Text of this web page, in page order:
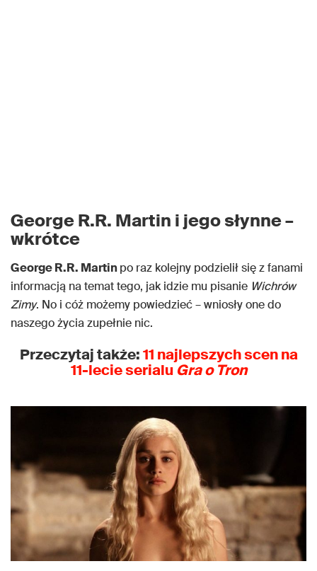
George R.R. Martin i jego słynne –
wkrótce
George R.R. Martinpo raz kolejny podzielił się z fanami
informacją na temat tego, jak idzie mu pisanie Wichrów
Zimy. No i cóż możemy powiedzieć – wniosły one do
naszego życia zupełnie nic.
Przeczytaj także:11 najlepszych scen na
11-lecie serialu Gra o Tron